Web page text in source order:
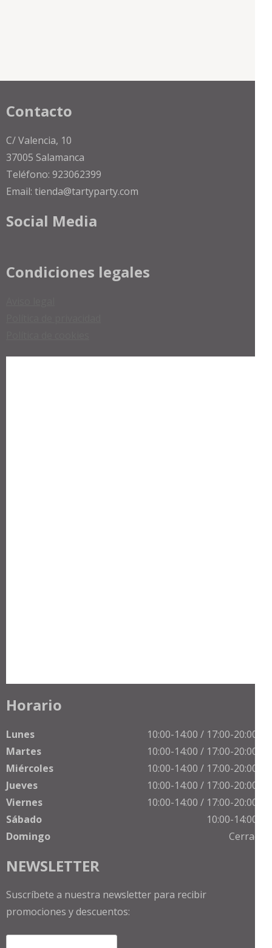
Contacto
C/ Valencia, 10
37005 Salamanca
Teléfono: 923062399
Email: tienda@tartyparty.com
Social Media
Condiciones legales
Horario
Lunes
10:00-14:00 / 17:00-20:00 h
Martes
10:00-14:00 / 17:00-20:00 h
Miércoles
10:00-14:00 / 17:00-20:00 h
Jueves
10:00-14:00 / 17:00-20:00 h
Viernes
10:00-14:00 / 17:00-20:00 h
Sábado
10:00-14:00 h
Domingo
Cerrado
NEWSLETTER
Suscríbete a nuestra newsletter para recibir
promociones y descuentos: